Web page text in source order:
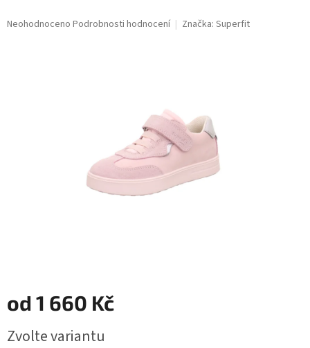
Průměrné
Neohodnoceno Podrobnosti hodnocení Značka: Superfit
od 1 660 Kč
cena:
Zvolte variantu